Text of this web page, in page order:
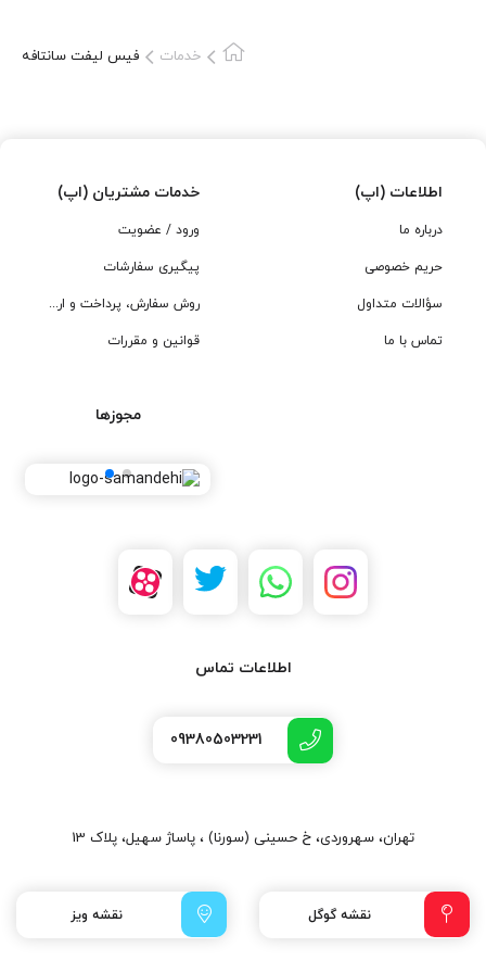
اتصال سیمکشی ها به عمل آید تا از بروز هرگونه ایراد در سیمکشی
نصب می شوند. 2- جلوپنجره: قسمت بعدی که مورد تعویض قرار می
پنجره خطوط پهن تری دارد و به رنگ استیل براق می باشد، اما در مدل
2017 خطوط باریکتر شده اند و رنگ آن نیز به استیل مات تغییر کرده
است. 3- سپر جلو: بیشترین تغییر انجام شده در طراحی سپر جلو
سپر، قاب وسط سپر، قاب پرژگتور و زه های استیل روی سپر با تغییر در
قبلی تعویض می شود. 4 - مه شکن: مه شکن ها نیز تغییر دیگریست
تغییر کرده است و دی لایت که قبلا به شکل حرف L و در پایین چراغ
خدمات فیس لیفت سانتافه
اطلاعات (اپ)
درباره ما
حریم خصوصی
سؤالات متداول
تماس با ما
خدمات مشتریان (اپ)
ورود / عضویت
پیگیری سفارشات
روش سفارش، پرداخت و ارسال
قوانین و مقررات
مجوزها
اطلاعات تماس
09380503231
تهران، سهروردی، خ حسینی (سورنا) ، پاساژ سهیل، پلاک 13
نقشه گوگل نقشه ویز